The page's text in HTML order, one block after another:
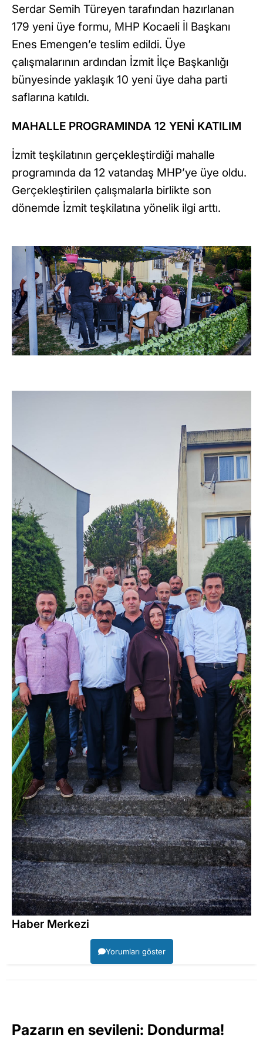
Serdar Semih Türeyen tarafından hazırlanan
179 yeni üye formu, MHP Kocaeli İl Başkanı
Enes Emengen’e teslim edildi. Üye
çalışmalarının ardından İzmit İlçe Başkanlığı
bünyesinde yaklaşık 10 yeni üye daha parti
saflarına katıldı.
MAHALLE PROGRAMINDA 12 YENİ KATILIM
İzmit teşkilatının gerçekleştirdiği mahalle
programında da 12 vatandaş MHP’ye üye oldu.
Gerçekleştirilen çalışmalarla birlikte son
dönemde İzmit teşkilatına yönelik ilgi arttı.
Haber Merkezi
Yorumları göster
Pazarın en sevileni: Dondurma!